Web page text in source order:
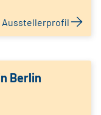
Ausstellerprofil
Berlin